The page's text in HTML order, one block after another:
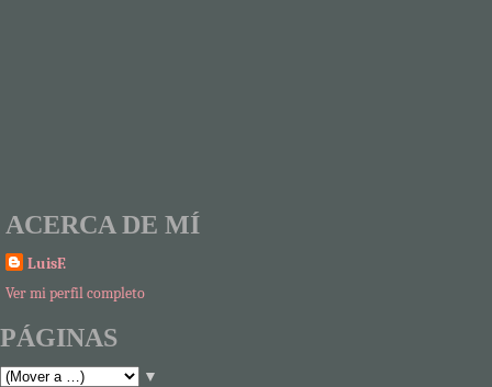
ACERCA DE MÍ
LuisF.
Ver mi perfil completo
PÁGINAS
▼